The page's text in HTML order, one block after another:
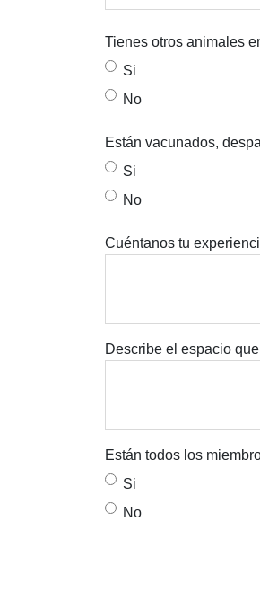
Tienes otros animales
Si
No
Están vacunados,
Si
No
Cuéntanos tu
Describe el espacio
Están todos los
Si
No